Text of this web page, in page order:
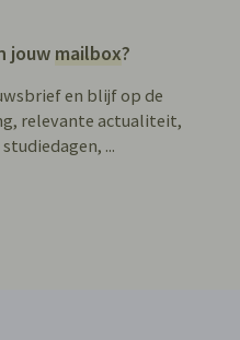
jouw mailbox?
en blijf op de
relevante actualiteit,
...